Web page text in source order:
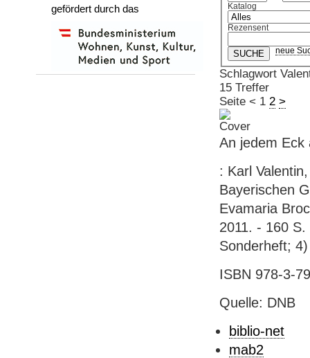
Katalog
Rezensent
neue
Schlagwort
15 Treffer
Seite < 1 2 >
An jedem Eck
: Karl
Bayerischen
Evamaria
2011. - 160
Sonderheft; 4)
ISBN 978-3-
Quelle: DNB
biblio-net
mab2
gefördert durch das